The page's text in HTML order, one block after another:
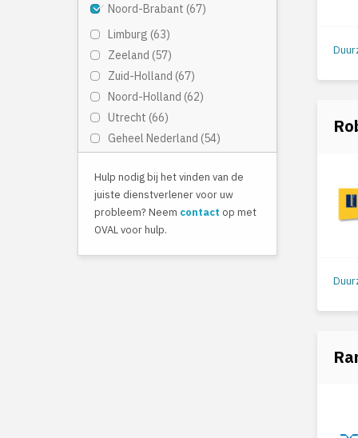
Noord-Brabant (67)
Limburg (63)
Zeeland (57)
Zuid-Holland (67)
Noord-Holland (62)
Utrecht (66)
Geheel Nederland (54)
Hulp nodig bij het vinden van de
juiste dienstverlener voor uw
probleem? Neem contact op met
OVAL voor hulp.